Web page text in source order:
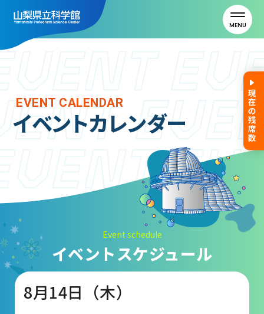
MENU
利用案内
山梨県立科学館について
団体予約受付
EVENT CALENDAR
イベントカレンダー
Event schedule
イベントスケジュール
8月14日（木）